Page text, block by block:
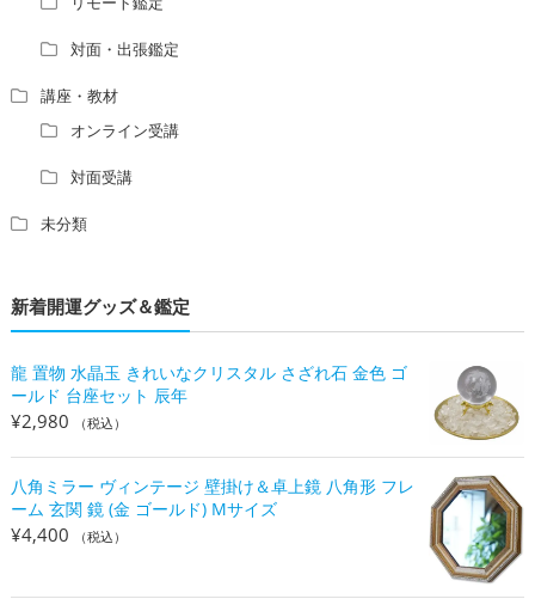
対面・出張鑑定
講座・教材
オンライン受講
対面受講
未分類
新着開運グッズ＆鑑定
龍 置物 水晶玉 きれいなクリスタル さざれ石 金色 ゴ
ールド 台座セット 辰年
¥2,980 （税込）
八角ミラー ヴィンテージ 壁掛け＆卓上鏡 八角形 フレ
ーム 玄関 鏡 (金 ゴールド) Mサイズ
¥4,400 （税込）